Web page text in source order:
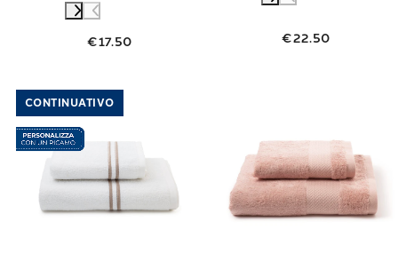
€17.50 €22.50
Link to "
CONTINUATIVO